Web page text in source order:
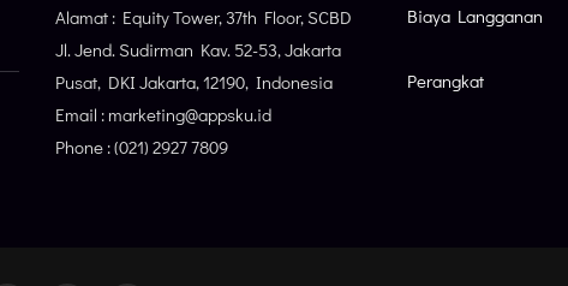
Alamat : Equity Tower, 37th Floor, SCBD
Jl. Jend. Sudirman Kav. 52-53, Jakarta
Pusat, DKI Jakarta, 12190, Indonesia
Email : marketing@appsku.id
Phone : (021) 2927 7809
Biaya Langganan
Perangkat